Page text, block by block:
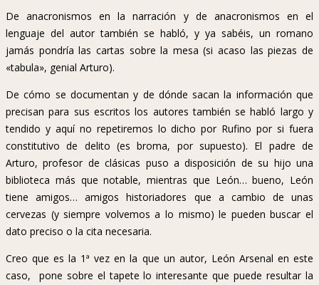
De anacronismos en la narración y de anacronismos en el
lenguaje del autor también se habló, y ya sabéis, un romano
jamás pondría las cartas sobre la mesa (si acaso las piezas de
«tabula», genial Arturo).
De cómo se documentan y de dónde sacan la información que
precisan para sus escritos los autores también se habló largo y
tendido y aquí no repetiremos lo dicho por Rufino por si fuera
constitutivo de delito (es broma, por supuesto). El padre de
Arturo, profesor de clásicas puso a disposición de su hijo una
biblioteca más que notable, mientras que León… bueno, León
tiene amigos… amigos historiadores que a cambio de unas
cervezas (y siempre volvemos a lo mismo) le pueden buscar el
dato preciso o la cita necesaria.
Creo que es la 1ª vez en la que un autor, León Arsenal en este
caso, pone sobre el tapete lo interesante que puede resultar la